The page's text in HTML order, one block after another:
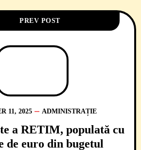
PREV POST
11, 2025 ADMINISTRAȚIE
a RETIM, populată cu
de euro din bugetul